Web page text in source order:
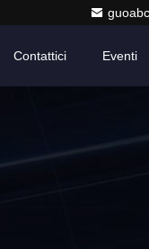
Contattici Eventi